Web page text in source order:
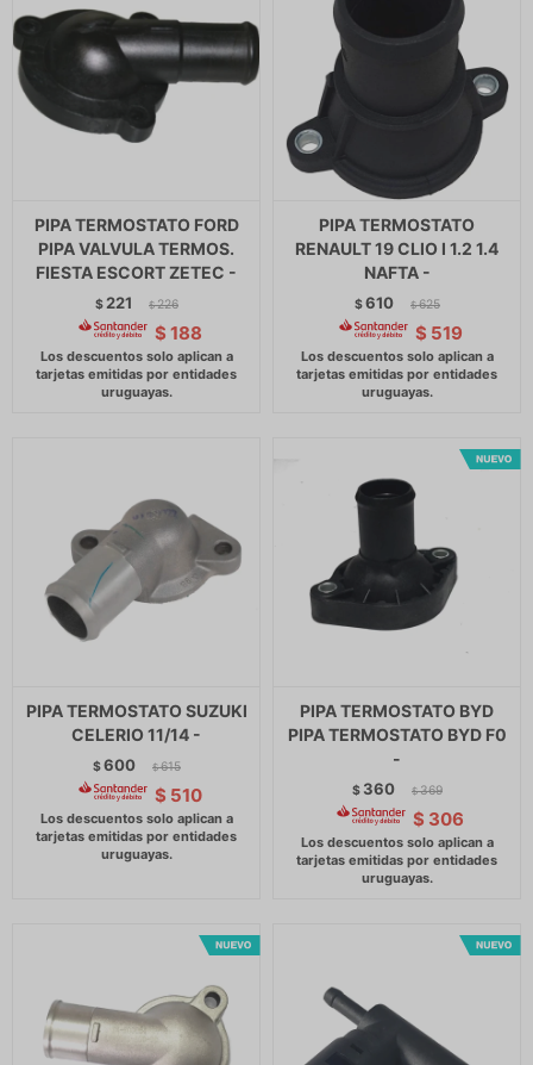
PIPA TERMOSTATO FORD
PIPA VALVULA TERMOS.
FIESTA ESCORT ZETEC -
$ 221 $ 226
$ 188
PIPA TERMOSTATO
RENAULT 19 CLIO I 1.2 1.4
NAFTA -
$610 $ 625
$ 519
PIPA TERMOSTATO SUZUKI
CELERIO 11/14 -
$600 $ 615
$ 510
PIPA TERMOSTATO BYD
PIPA TERMOSTATO BYD F0
-
$ 360 $ 369
$ 306